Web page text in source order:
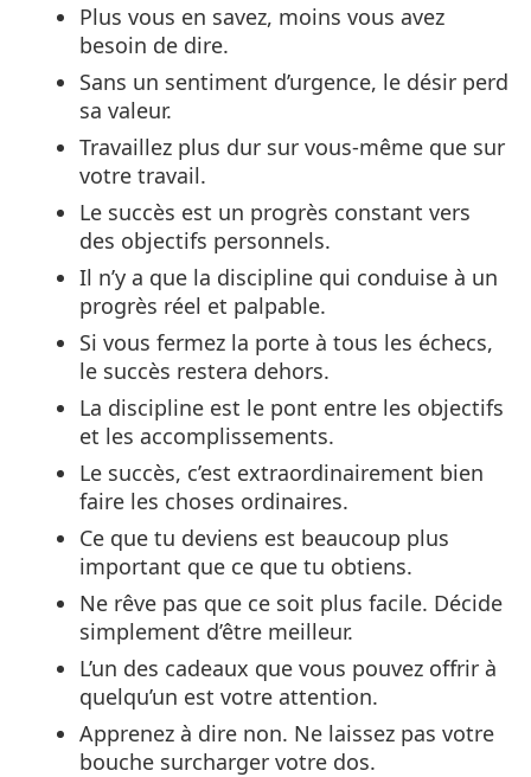
Plus vous en savez, moins vous avez
besoin de dire.
Sans un sentiment d’urgence, le désir perd
sa valeur.
Travaillez plus dur sur vous-même que sur
votre travail.
Le succès est un progrès constant vers
des objectifs personnels.
Il n’y a que la discipline qui conduise à un
progrès réel et palpable.
Si vous fermez la porte à tous les échecs,
le succès restera dehors.
La discipline est le pont entre les objectifs
et les accomplissements.
Le succès, c’est extraordinairement bien
faire les choses ordinaires.
Ce que tu deviens est beaucoup plus
important que ce que tu obtiens.
Ne rêve pas que ce soit plus facile. Décide
simplement d’être meilleur.
L’un des cadeaux que vous pouvez offrir à
quelqu’un est votre attention.
Apprenez à dire non. Ne laissez pas votre
bouche surcharger votre dos.